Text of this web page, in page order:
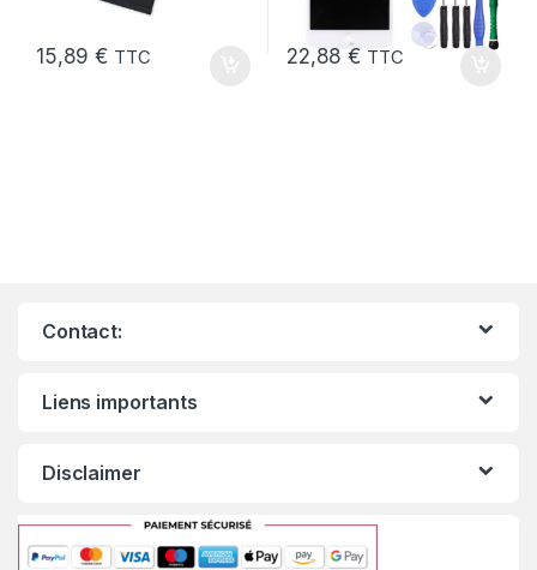
15,89€ TTC 22,88€ TTC
Contact:
Liens importants
Disclaimer